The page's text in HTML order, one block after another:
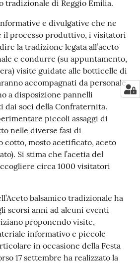
tradizionale di Reggio Emilia.
e divulgative che ne
il processo produttivo, i visitatori
la tradizione legata all’aceto
e condurre (su appuntamento,
visite guidate alle botticelle di
accompagnati da personale
a disposizione pannelli
dai soci della Confraternita.
piccoli assaggi di
nelle diverse fasi di
cotto, mosto acetificato, aceto
Si stima che l’acetia del
circa 1000 visitatori
balsamico tradizionale ha
scorsi anni ad alcuni eventi
proponendo visite,
informativo e piccole
in occasione della Festa
17 settembre ha realizzato la